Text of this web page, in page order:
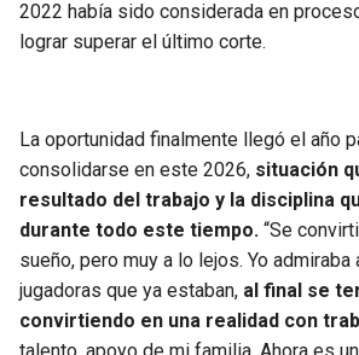
2022 había sido considerada en
lograr superar el último corte.
La oportunidad finalmente llegó el año
consolidarse en este 2026, situación
resultado del trabajo y la disciplina
durante todo este tiempo. “Se
sueño, pero muy a lo lejos. Yo admiraba
jugadoras que ya estaban, al final se
convirtiendo en una realidad con